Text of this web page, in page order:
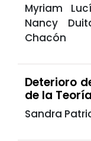
Myriam
Nancy
Chacón
Deterioro
de la
Sandra